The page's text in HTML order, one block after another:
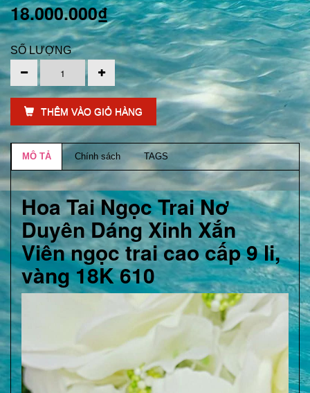
18.000.000₫
SỐ LƯỢNG
THÊM VÀO GIỎ HÀNG
MÔ TẢ Chính sách TAGS
Hoa Tai Ngọc Trai Nơ
Duyên Dáng Xinh Xắn
Viên ngọc trai cao cấp 9 li,
vàng 18K 610